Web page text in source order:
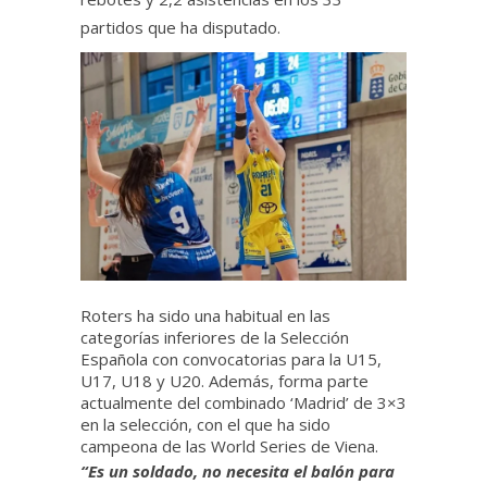
partidos que ha disputado.
Roters ha sido una habitual en las
categorías inferiores de la Selección
Española con convocatorias para la U15,
U17, U18 y U20. Además, forma parte
actualmente del combinado ‘Madrid’ de 3×3
en la selección, con el que ha sido
campeona de las World Series de Viena.
“Es un soldado, no necesita el balón para